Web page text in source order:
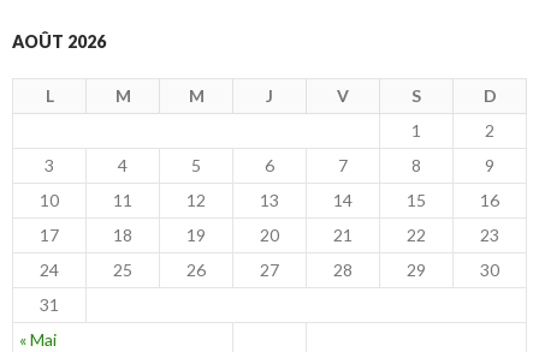
AOÛT 2026
L M M J V S D
« Mai
1
2
3
4 5 6 7 8
9
10
11 12 13 14 15
16
17
18 19 20 21 22
23
24
25 26 27 28 29
30
31